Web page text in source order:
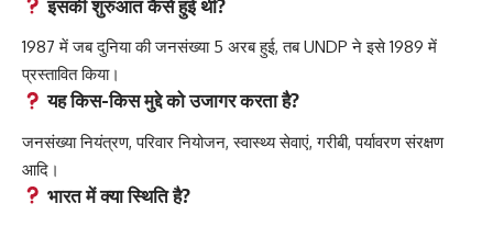
इसकी शुरुआत कैसे हुई थी?
1987 में जब दुनिया की जनसंख्या 5 अरब हुई, तब UNDP ने इसे 1989 में
प्रस्तावित किया।
यह किस-किस मुद्दे को उजागर करता है?
जनसंख्या नियंत्रण, परिवार नियोजन, स्वास्थ्य सेवाएं, गरीबी, पर्यावरण संरक्षण
आदि।
भारत में क्या स्थिति है?